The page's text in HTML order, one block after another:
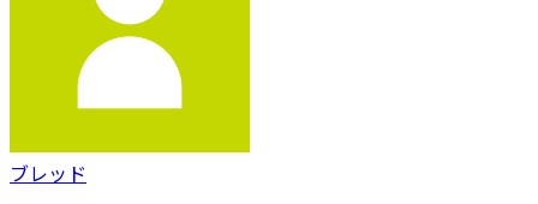
ブレッド